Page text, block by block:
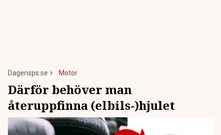
Dagensps.se Motor
Därför behöver man
återuppfinna (elbils-)hjulet